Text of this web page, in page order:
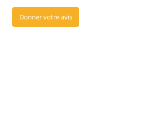
Donner votre avis